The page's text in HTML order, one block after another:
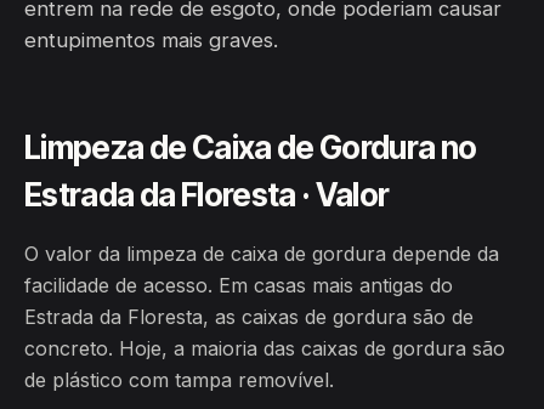
entrem na rede de esgoto, onde poderiam causar
entupimentos mais graves.
Limpeza de Caixa de Gordura no
Estrada da Floresta · Valor
O valor da limpeza de caixa de gordura depende da
facilidade de acesso. Em casas mais antigas do
Estrada da Floresta, as caixas de gordura são de
concreto. Hoje, a maioria das caixas de gordura são
de plástico com tampa removível.